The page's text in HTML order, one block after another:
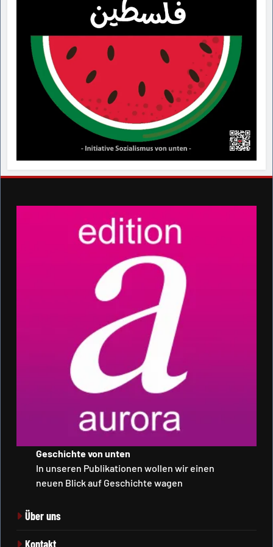
Geschichte von unten
In unseren Publikationen wollen wir einen
neuen Blick auf Geschichte wagen
Über uns
Kontakt